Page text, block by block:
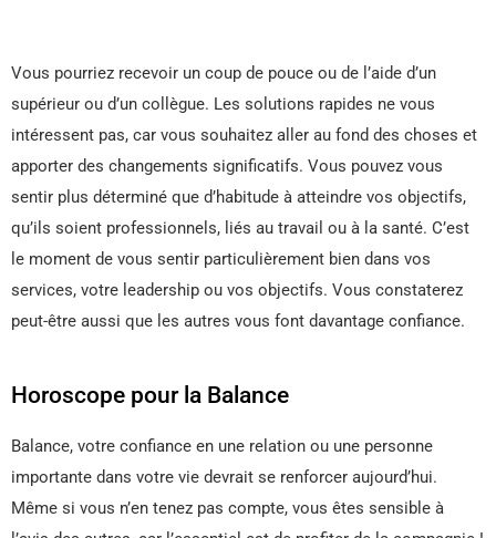
Vous pourriez recevoir un coup de pouce ou de l’aide d’un
supérieur ou d’un collègue. Les solutions rapides ne vous
intéressent pas, car vous souhaitez aller au fond des choses et
apporter des changements significatifs. Vous pouvez vous
sentir plus déterminé que d’habitude à atteindre vos objectifs,
qu’ils soient professionnels, liés au travail ou à la santé. C’est
le moment de vous sentir particulièrement bien dans vos
services, votre leadership ou vos objectifs. Vous constaterez
peut-être aussi que les autres vous font davantage confiance.
Horoscope pour la Balance
Balance, votre confiance en une relation ou une personne
importante dans votre vie devrait se renforcer aujourd’hui.
Même si vous n’en tenez pas compte, vous êtes sensible à